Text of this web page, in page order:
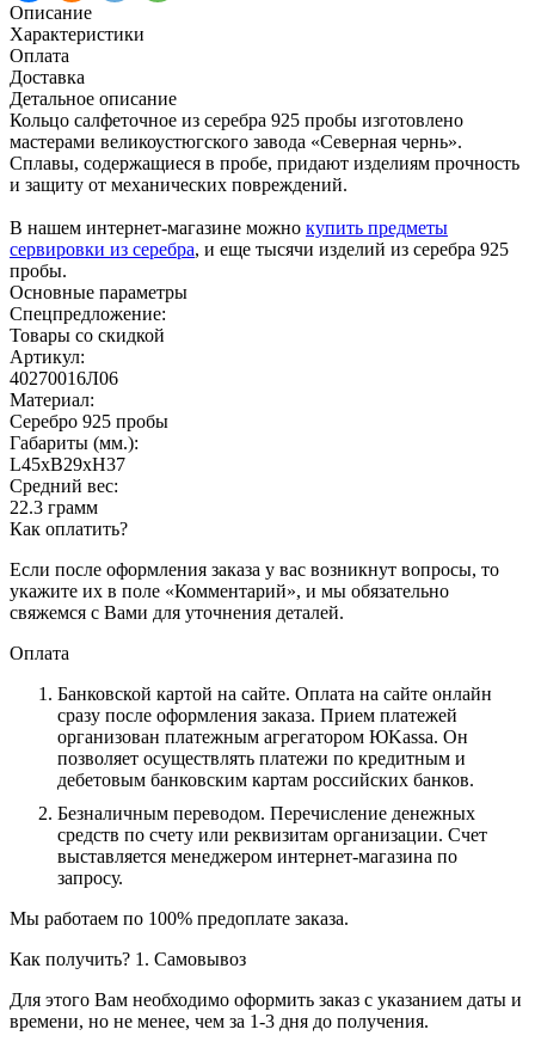
Описание
Характеристики
Оплата
Доставка
Детальное описание
Кольцо салфеточное из серебра 925 пробы изготовлено
мастерами великоустюгского завода «Северная чернь».
Сплавы, содержащиеся в пробе, придают изделиям прочность
и защиту от механических повреждений.
В нашем интернет-магазине можно купить предметы
сервировки из серебра, и еще тысячи изделий из серебра 925
пробы.
Основные параметры
Спецпредложение:
Товары со скидкой
Артикул:
40270016Л06
Материал:
Серебро 925 пробы
Габариты (мм.):
L45хB29хH37
Средний вес:
22.3 грамм
Как оплатить?
Если после оформления заказа у вас возникнут вопросы, то
укажите их в поле «Комментарий», и мы обязательно
свяжемся с Вами для уточнения деталей.
Оплата
Банковской картой на сайте. Оплата на сайте онлайн
сразу после оформления заказа. Прием платежей
организован платежным агрегатором ЮKassa. Он
позволяет осуществлять платежи по кредитным и
дебетовым банковским картам российских банков.
Безналичным переводом. Перечисление денежных
средств по счету или реквизитам организации. Счет
выставляется менеджером интернет-магазина по
запросу.
Мы работаем по 100% предоплате заказа.
Как получить? 1. Самовывоз
Для этого Вам необходимо оформить заказ с указанием даты и
времени, но не менее, чем за 1-3 дня до получения.